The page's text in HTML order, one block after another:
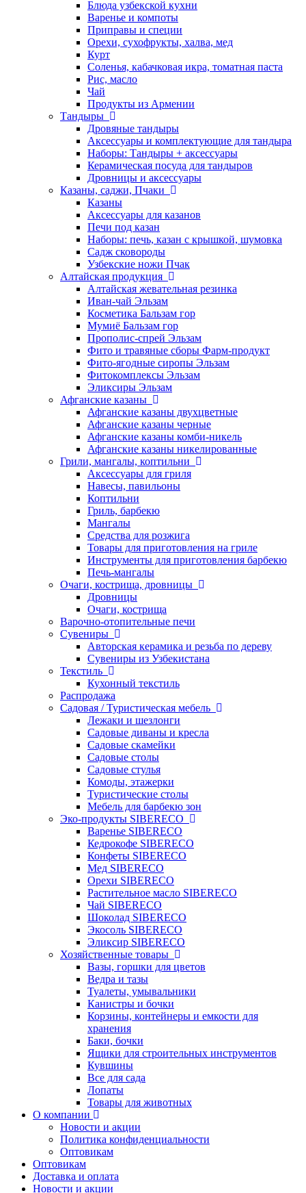
Блюда узбекской кухни
Варенье и компоты
Приправы и специи
Орехи, сухофрукты, халва, мед
Курт
Соленья, кабачковая икра, томатная паста
Рис, масло
Чай
Продукты из Армении
Тандыры
Дровяные тандыры
Аксессуары и комплектующие для тандыра
Наборы: Тандыры + аксессуары
Керамическая посуда для тандыров
Дровницы и аксессуары
Казаны, саджи, Пчаки
Казаны
Аксессуары для казанов
Печи под казан
Наборы: печь, казан с крышкой, шумовка
Садж сковороды
Узбекские ножи Пчак
Алтайская продукция
Алтайская жевательная резинка
Иван-чай Эльзам
Косметика Бальзам гор
Мумиё Бальзам гор
Прополис-спрей Эльзам
Фито и травяные сборы Фарм-продукт
Фито-ягодные сиропы Эльзам
Фитокомплексы Эльзам
Эликсиры Эльзам
Афганские казаны
Афганские казаны двухцветные
Афганские казаны черные
Афганские казаны комби-никель
Афганские казаны никелированные
Грили, мангалы, коптильни
Аксессуары для гриля
Навесы, павильоны
Коптильни
Гриль, барбекю
Мангалы
Средства для розжига
Товары для приготовления на гриле
Инструменты для приготовления барбекю
Печь-мангалы
Очаги, кострища, дровницы
Дровницы
Очаги, кострища
Варочно-отопительные печи
Сувениры
Авторская керамика и резьба по дереву
Сувениры из Узбекистана
Текстиль
Кухонный текстиль
Распродажа
Садовая / Туристическая мебель
Лежаки и шезлонги
Садовые диваны и кресла
Садовые скамейки
Садовые столы
Садовые стулья
Комоды, этажерки
Туристические столы
Мебель для барбекю зон
Эко-продукты SIBERECO
Варенье SIBERECO
Кедрокофе SIBERECO
Конфеты SIBERECO
Мед SIBERECO
Орехи SIBERECO
Растительное масло SIBERECO
Чай SIBERECO
Шоколад SIBERECO
Экосоль SIBERECO
Эликсир SIBERECO
Хозяйственные товары
Вазы, горшки для цветов
Ведра и тазы
Туалеты, умывальники
Канистры и бочки
Корзины, контейнеры и емкости для
хранения
Баки, бочки
Ящики для строительных инструментов
Кувшины
Все для сада
Лопаты
Товары для животных
О компании
Новости и акции
Политика конфиденциальности
Оптовикам
Оптовикам
Доставка и оплата
Новости и акции